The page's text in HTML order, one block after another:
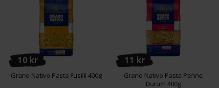
10 kr
Grano Nativo Pasta Fusilli 400g
11 kr
Grano Nativo Pasta Penne
Durum 400g